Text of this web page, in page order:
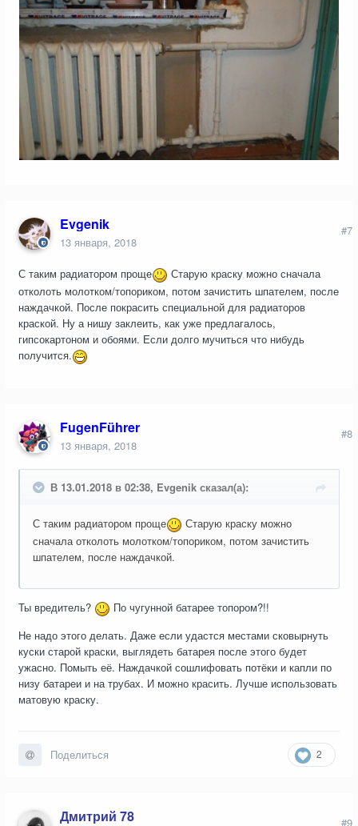
Evgenik
13 января, 2018
#7
С таким радиатором проще
Старую краску можно сначала
отколоть молотком/топориком, потом зачистить шпателем, после
наждачкой. После покрасить специальной для радиаторов
краской. Ну а нишу заклеить, как уже предлагалось,
гипсокартоном и обоями. Если долго мучиться что нибудь
получится.
FugenFührer
13 января, 2018
#8
В 13.01.2018 в 02:38, Evgenik сказал(а):
С таким радиатором проще
Старую краску можно
сначала отколоть молотком/топориком, потом зачистить
шпателем, после наждачкой.
Ты вредитель?
По чугунной батарее топором?!!
Не надо этого делать. Даже если удастся местами сковырнуть
куски старой краски, выглядеть батарея после этого будет
ужасно. Помыть её. Наждачкой сошлифовать потёки и капли по
низу батареи и на трубах. И можно красить. Лучше использовать
матовую краску.
2
Поделиться
Дмитрий 78 #9